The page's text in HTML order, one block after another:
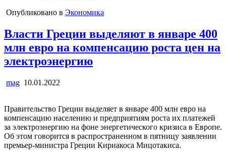
Опубликовано в Экономика
Власти Греции выделяют в январе 400
млн евро на компенсацию роста цен на
электроэнергию
mag 10.01.2022
Правительство Греции выделяет в январе 400 млн евро на
компенсацию населению и предприятиям роста их платежей
за электроэнергию на фоне энергетического кризиса в Европе.
Об этом говорится в распространенном в пятницу заявлении
премьер-министра Греции Кириакоса Мицотакиса.